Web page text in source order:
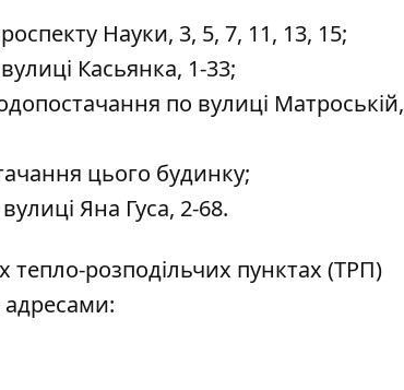
Науки, 3, 5, 7, 11, 13, 15;
Касьянка, 1-33;
по вулиці Матроській,
цього будинку;
Яна Гуса, 2-68.
тепло-розподільчих пунктах (ТРП)
адресами: